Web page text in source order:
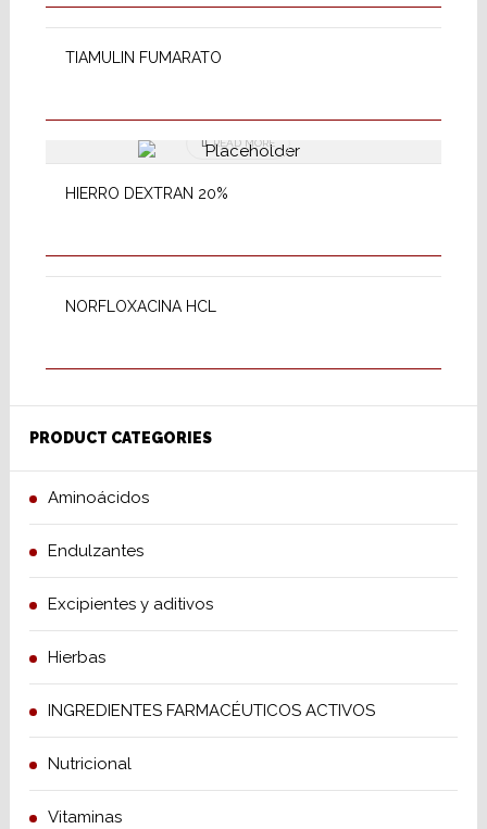
TIAMULIN FUMARATO
READ MORE
HIERRO DEXTRAN 20%
READ MORE
NORFLOXACINA HCL
READ MORE
PRODUCT CATEGORIES
Aminoácidos
Endulzantes
Excipientes y aditivos
Hierbas
INGREDIENTES FARMACÉUTICOS ACTIVOS
Nutricional
Vitaminas